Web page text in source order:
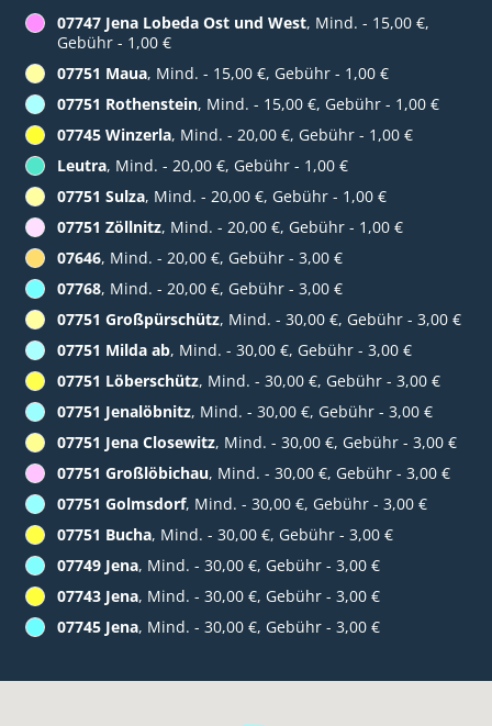
07747 Jena Lobeda Ost und West, Mind. - 15,00 €,
Gebühr - 1,00 €
07751 Maua, Mind. - 15,00 €, Gebühr - 1,00 €
07751 Rothenstein, Mind. - 15,00 €, Gebühr - 1,00 €
07745 Winzerla, Mind. - 20,00 €, Gebühr - 1,00 €
Leutra, Mind. - 20,00 €, Gebühr - 1,00 €
07751 Sulza, Mind. - 20,00 €, Gebühr - 1,00 €
07751 Zöllnitz, Mind. - 20,00 €, Gebühr - 1,00 €
07646, Mind. - 20,00 €, Gebühr - 3,00 €
07768, Mind. - 20,00 €, Gebühr - 3,00 €
07751 Großpürschütz, Mind. - 30,00 €, Gebühr - 3,00 €
07751 Milda ab, Mind. - 30,00 €, Gebühr - 3,00 €
07751 Löberschütz, Mind. - 30,00 €, Gebühr - 3,00 €
07751 Jenalöbnitz, Mind. - 30,00 €, Gebühr - 3,00 €
07751 Jena Closewitz, Mind. - 30,00 €, Gebühr - 3,00 €
07751 Großlöbichau, Mind. - 30,00 €, Gebühr - 3,00 €
07751 Golmsdorf, Mind. - 30,00 €, Gebühr - 3,00 €
07751 Bucha, Mind. - 30,00 €, Gebühr - 3,00 €
07749 Jena, Mind. - 30,00 €, Gebühr - 3,00 €
07743 Jena, Mind. - 30,00 €, Gebühr - 3,00 €
07745 Jena, Mind. - 30,00 €, Gebühr - 3,00 €